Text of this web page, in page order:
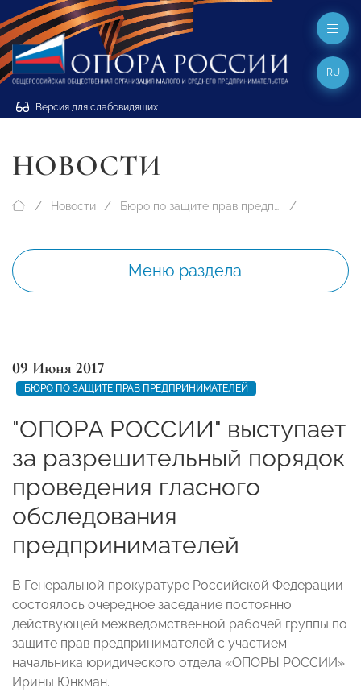
Версия для слабовидящих
RU
НОВОСТИ
Новости Бюро по защите прав предпринимателей
Меню раздела
09 Июня 2017
БЮРО ПО ЗАЩИТЕ ПРАВ ПРЕДПРИНИМАТЕЛЕЙ
"ОПОРА РОССИИ" выступает
за разрешительный порядок
проведения гласного
обследования
предпринимателей
В Генеральной прокуратуре Российской Федерации
состоялось очередное заседание постоянно
действующей межведомственной рабочей группы по
защите прав предпринимателей с участием
начальника юридического отдела «ОПОРЫ РОССИИ»
Ирины Юнкман.